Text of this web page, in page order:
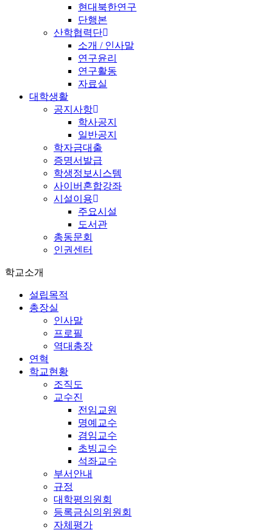
현대북한연구
단행본
산학협력단
소개 / 인사말
연구윤리
연구활동
자료실
대학생활
공지사항
학사공지
일반공지
학자금대출
증명서발급
학생정보시스템
사이버혼합강좌
시설이용
주요시설
도서관
총동문회
인권센터
학교소개
설립목적
총장실
인사말
프로필
역대총장
연혁
학교현황
조직도
교수진
전임교원
명예교수
겸임교수
초빙교수
석좌교수
부서안내
규정
대학평의원회
등록금심의위원회
자체평가